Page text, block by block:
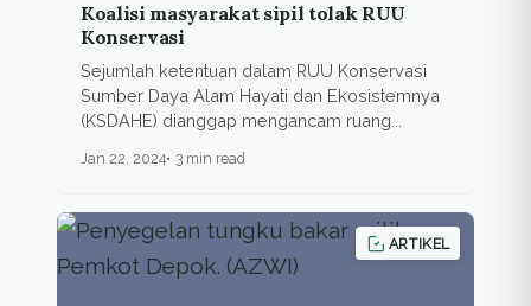
Koalisi masyarakat sipil tolak RUU
Konservasi
Sejumlah ketentuan dalam RUU Konservasi
Sumber Daya Alam Hayati dan Ekosistemnya
(KSDAHE) dianggap mengancam ruang...
Jan 22, 2024 3 min read
ARTIKEL